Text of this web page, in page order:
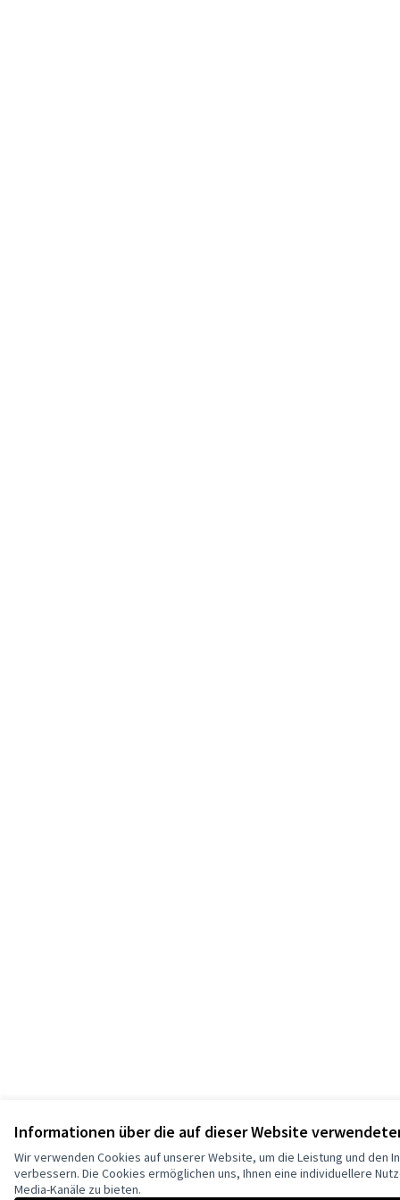
Informationen über die auf dieser Website
Wir verwenden Cookies auf unserer Website, um die Leistung und den
verbessern. Die Cookies ermöglichen uns, Ihnen eine individuellere
Media-Kanäle zu bieten.